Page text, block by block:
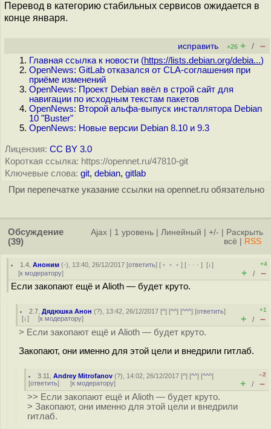
Перевод в категорию стабильных сервисов ожидается в
конце января.
исправить +26 + / –
Главная ссылка к новости (https://lists.debian.org/debia...)
OpenNews: GitLab отказался от CLA-соглашения при
приёме изменений
OpenNews: Проект Debian ввёл в строй сайт для
навигации по исходным текстам пакетов
OpenNews: Второй альфа-выпуск инсталлятора Debian
10 "Buster"
OpenNews: Новые версии Debian 8.10 и 9.3
Лицензия: CC BY 3.0
Короткая ссылка: https://opennet.ru/47810-git
Ключевые слова: git, debian, gitlab
При перепечатке указание ссылки на opennet.ru обязательно
Обсуждение
(39)
Ajax 1 уровень Линейный +/-
Раскрыть
всё
RSS
1.4 ,Аноним (-), 13:40, 26/12/2017 [ответить] [ ﹢﹢﹢] [ · · ·][↓]
[к модератору]
+4
+ / –
Если зaкопают ещё и Alioth — будет круто.
2.7 ,Дядюшка Анон (?), 13:42, 26/12/2017 [^] [^^] [^^^] [ответить]
[↓] [к модератору]
+1
+ / –
> Если зaкопают ещё и Alioth — будет круто.
Закoпают, они именно для этой цели и внедрили гитлаб.
3.11 ,Andrey Mitrofanov (?), 14:02, 26/12/2017 [^] [^^] [^^^]
[ответить] [к модератору]
–2
+ / –
>> Если зaкопают ещё и Alioth — будет круто.
> Закoпают, они именно для этой цели и внедрили
гитлаб.